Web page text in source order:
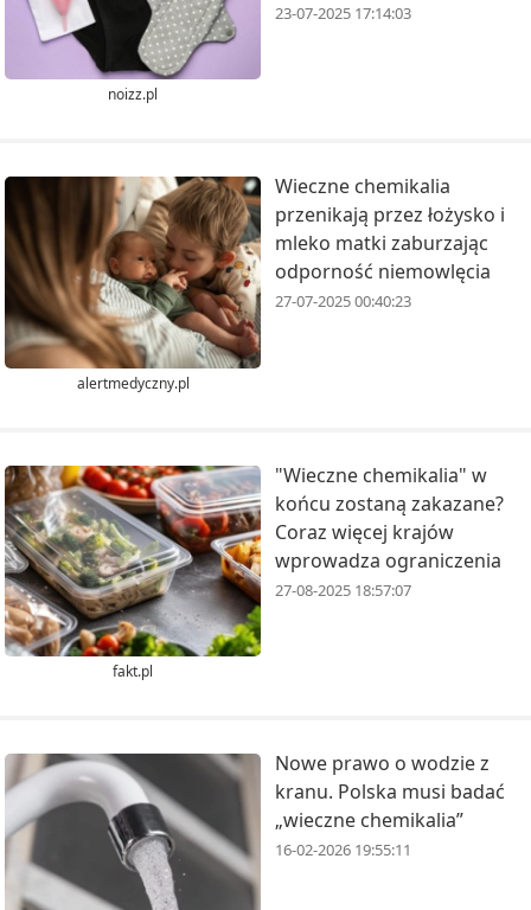
noizz.pl
23-07-2025 17:14:03
alertmedyczny.pl
Wieczne chemikalia
przenikają przez łożysko i
mleko matki zaburzając
odporność niemowlęcia
27-07-2025 00:40:23
fakt.pl
"Wieczne chemikalia" w
końcu zostaną zakazane?
Coraz więcej krajów
wprowadza ograniczenia
27-08-2025 18:57:07
Nowe prawo o wodzie z
kranu. Polska musi badać
„wieczne chemikalia”
16-02-2026 19:55:11